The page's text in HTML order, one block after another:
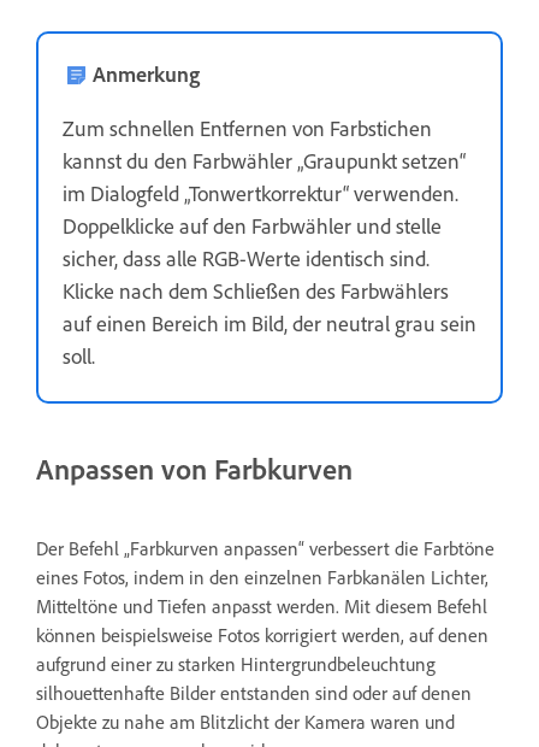
Anmerkung
Zum schnellen Entfernen von Farbstichen
kannst du den Farbwähler „Graupunkt setzen“
im Dialogfeld „Tonwertkorrektur“ verwenden.
Doppelklicke auf den Farbwähler und stelle
sicher, dass alle RGB-Werte identisch sind.
Klicke nach dem Schließen des Farbwählers
auf einen Bereich im Bild, der neutral grau sein
soll.
Anpassen von Farbkurven
Der Befehl „Farbkurven anpassen“ verbessert die Farbtöne
eines Fotos, indem in den einzelnen Farbkanälen Lichter,
Mitteltöne und Tiefen anpasst werden. Mit diesem Befehl
können beispielsweise Fotos korrigiert werden, auf denen
aufgrund einer zu starken Hintergrundbeleuchtung
silhouettenhafte Bilder entstanden sind oder auf denen
Objekte zu nahe am Blitzlicht der Kamera waren und